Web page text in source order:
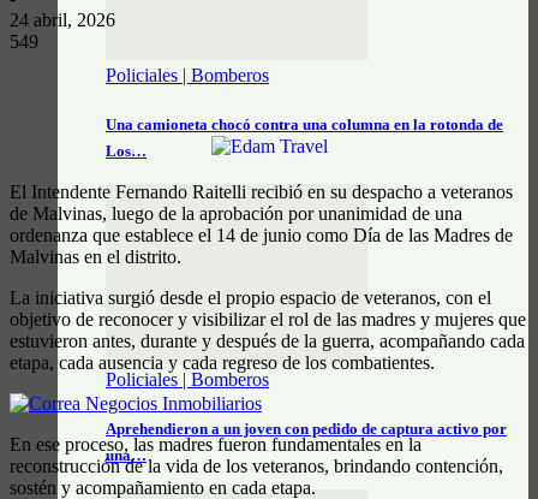
Policiales | Bomberos
Una camioneta chocó contra una columna en la rotonda de
Los…
Policiales | Bomberos
Aprehendieron a un joven con pedido de captura activo por
una…
24 abril, 2026
549
El Intendente Fernando Raitelli recibió en su despacho a veteranos
de Malvinas, luego de la aprobación por unanimidad de una
ordenanza que establece el 14 de junio como Día de las Madres de
Malvinas en el distrito.
La iniciativa surgió desde el propio espacio de veteranos, con el
objetivo de reconocer y visibilizar el rol de las madres y mujeres que
estuvieron antes, durante y después de la guerra, acompañando cada
etapa, cada ausencia y cada regreso de los combatientes.
En ese proceso, las madres fueron fundamentales en la
reconstrucción de la vida de los veteranos, brindando contención,
sostén y acompañamiento en cada etapa.